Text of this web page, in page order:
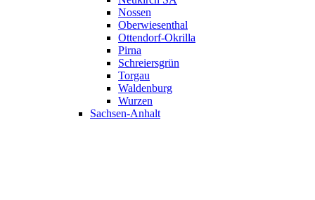
Nossen
Oberwiesenthal
Ottendorf-Okrilla
Pirna
Schreiersgrün
Torgau
Waldenburg
Wurzen
Sachsen-Anhalt